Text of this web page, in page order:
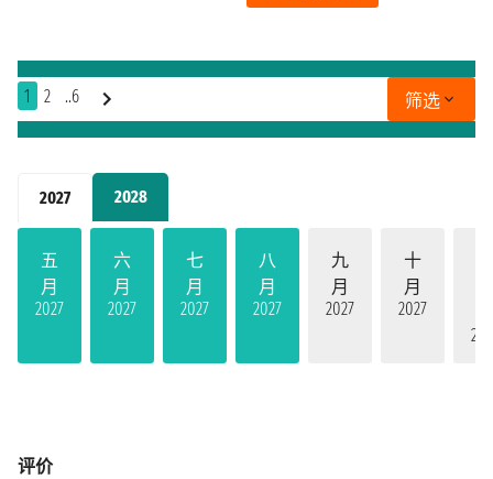
2027 2028
五
月
2027
六
月
2027
七
月
2027
八
月
2027
九
月
2027
十
月
2027
1 2 ..6 筛选
评价